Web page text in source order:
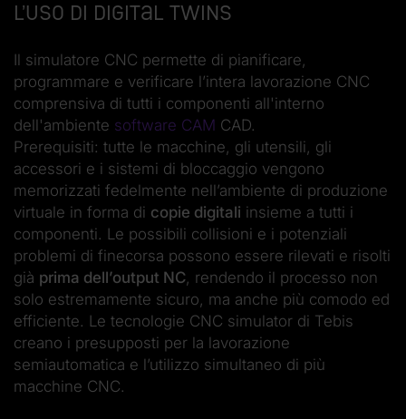
l’uso di digital twins
Il simulatore CNC permette di pianificare,
programmare e verificare l’intera lavorazione CNC
comprensiva di tutti i componenti all'interno
dell'ambiente software CAM CAD.
Prerequisiti: tutte le macchine, gli utensili, gli
accessori e i sistemi di bloccaggio vengono
memorizzati fedelmente nell’ambiente di produzione
virtuale in forma di copie digitali insieme a tutti i
componenti. Le possibili collisioni e i potenziali
problemi di finecorsa possono essere rilevati e risolti
già prima dell’output NC, rendendo il processo non
solo estremamente sicuro, ma anche più comodo ed
efficiente. Le tecnologie CNC simulator di Tebis
creano i presupposti per la lavorazione
semiautomatica e l’utilizzo simultaneo di più
macchine CNC.